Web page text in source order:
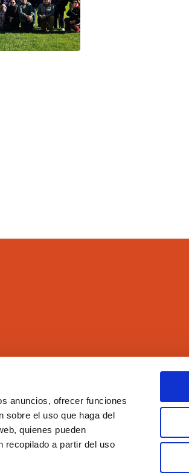
anuncios, ofrecer funciones
sobre el uso que haga del
quienes pueden
recopilado a partir del uso